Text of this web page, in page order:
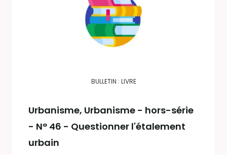
BULLETIN : LIVRE
Urbanisme, Urbanisme - hors-série
- N° 46 - Questionner l'étalement
urbain